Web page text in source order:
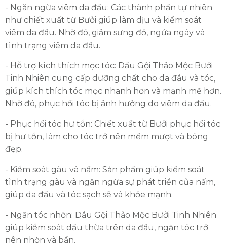
- Ngăn ngừa viêm da đầu: Các thành phần tự nhiên
như chiết xuất từ Bưởi giúp làm dịu và kiểm soát
viêm da đầu. Nhờ đó, giảm sưng đỏ, ngứa ngáy và
tình trạng viêm da đầu.
- Hỗ trợ kích thích mọc tóc: Dầu Gội Thảo Mộc Bưởi
Tinh Nhiên cung cấp dưỡng chất cho da đầu và tóc,
giúp kích thích tóc mọc nhanh hơn và mạnh mẽ hơn.
Nhờ đó, phục hồi tóc bị ảnh hưởng do viêm da đầu.
- Phục hồi tóc hư tổn: Chiết xuất từ Bưởi phục hồi tóc
bị hư tổn, làm cho tóc trở nên mềm mượt và bóng
đẹp.
- Kiểm soát gàu và nấm: Sản phẩm giúp kiểm soát
tình trạng gàu và ngăn ngừa sự phát triển của nấm,
giúp da đầu và tóc sạch sẽ và khỏe mạnh.
- Ngăn tóc nhờn: Dầu Gội Thảo Mộc Bưởi Tinh Nhiên
giúp kiểm soát dầu thừa trên da đầu, ngăn tóc trở
nên nhờn và bẩn.